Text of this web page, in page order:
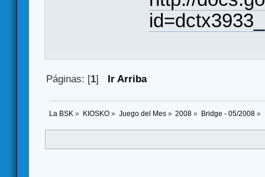
Páginas: [1] Ir Arriba
La BSK » KIOSKO» Juego del Mes» 2008 » Bridge - 05/2008 »